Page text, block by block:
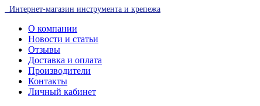
Интернет-магазин инструмента и крепежа
О компании
Новости и статьи
Отзывы
Доставка и оплата
Производители
Контакты
Личный кабинет